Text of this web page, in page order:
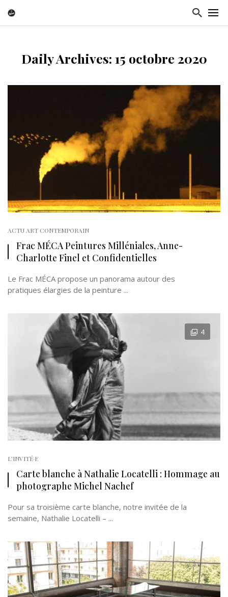
Daily Archives: 15 octobre 2020
ACTU ART CONTEMPORAIN
Frac MÉCA Peintures Milléniales, Anne-
Charlotte Finel et Confidentielles
Le Frac MÉCA propose un panorama autour des
pratiques élargies de la peinture ...
4
L'INVITÉ·E
Carte blanche à Nathalie Locatelli : Hommage au
photographe Michel Nachef
Pour sa troisième carte blanche, notre invitée de la
semaine, Nathalie Locatelli – ...